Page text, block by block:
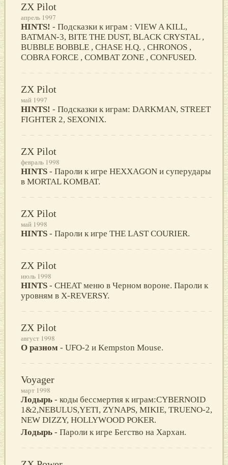
ZX Pilot
апрель 1997
HINTS! - Подсказки к играм : VIEW A KILL,
BATMAN-3, BITE THE DUST, BLACK CRYSTAL ,
BUBBLE BOBBLE , CHASE H.Q. , CHRONOS ,
COBRA FORCE , COMBAT ZONE , CONFUSED.
ZX Pilot
май 1997
HINTS! - Подсказки к играм: DARKMAN, STREET
FIGHTER 2, SEXONIX.
ZX Pilot
февраль 1998
HINTS - Пароли к игре HEXXAGON и суперудары
в MORTAL KOMBAT.
ZX Pilot
май 1998
HINTS - Пароли к игре THE LAST COURIER.
ZX Pilot
июль 1998
HINTS - CHEAT меню в Черном вороне. Пароли к
уровням в X-REVERSY.
ZX Pilot
август 1998
О разном - UFO-2 и Kempston Mouse.
Voyager
март 1998
Лодырь - коды бессмертия к играм:CYBERNOID
1&2,NEBULUS,YETI, ZYNAPS, MIKIE, TRUENO-2,
NEW DIZZY, HOLLYWOOD POKER.
Лодырь - Пароли к игре Бегство на Хархан.